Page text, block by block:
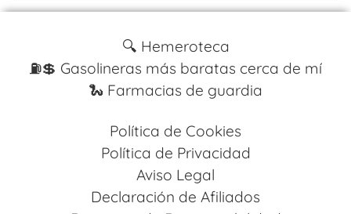
🔍 Hemeroteca
⛽️💲 Gasolineras más baratas cerca de mí
🐍 Farmacias de guardia
Política de Cookies
Política de Privacidad
Aviso Legal
Declaración de Afiliados